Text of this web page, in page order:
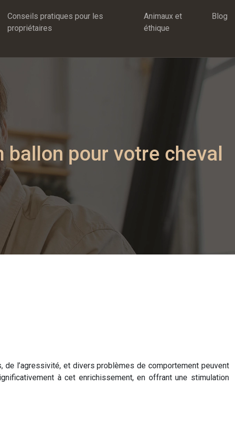
Conseils pratiques pour les
propriétaires
Animaux et
éthique
Blog
pour votre cheval
l’agressivité, et divers problèmes de comportement peuvent
à cet enrichissement, en offrant une stimulation